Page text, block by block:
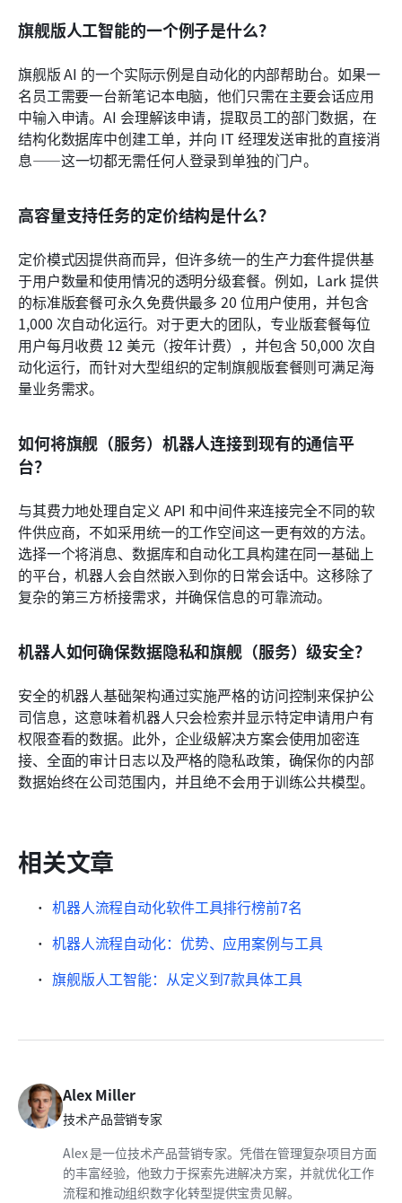
旗舰版人工智能的一个例子是什么？
旗舰版 AI 的一个实际示例是自动化的内部帮助台。如果一
名员工需要一台新笔记本电脑，他们只需在主要会话应用
中输入申请。AI 会理解该申请，提取员工的部门数据，在
结构化数据库中创建工单，并向 IT 经理发送审批的直接消
息——这一切都无需任何人登录到单独的门户。
高容量支持任务的定价结构是什么？
定价模式因提供商而异，但许多统一的生产力套件提供基
于用户数量和使用情况的透明分级套餐。例如，Lark 提供
的标准版套餐可永久免费供最多 20 位用户使用，并包含
1,000 次自动化运行。对于更大的团队，专业版套餐每位
用户每月收费 12 美元（按年计费），并包含 50,000 次自
动化运行，而针对大型组织的定制旗舰版套餐则可满足海
量业务需求。
如何将旗舰（服务）机器人连接到现有的通信平
台？
与其费力地处理自定义 API 和中间件来连接完全不同的软
件供应商，不如采用统一的工作空间这一更有效的方法。
选择一个将消息、数据库和自动化工具构建在同一基础上
的平台，机器人会自然嵌入到你的日常会话中。这移除了
复杂的第三方桥接需求，并确保信息的可靠流动。
机器人如何确保数据隐私和旗舰（服务）级安全？
安全的机器人基础架构通过实施严格的访问控制来保护公
司信息，这意味着机器人只会检索并显示特定申请用户有
权限查看的数据。此外，企业级解决方案会使用加密连
接、全面的审计日志以及严格的隐私政策，确保你的内部
数据始终在公司范围内，并且绝不会用于训练公共模型。
相关文章
机器人流程自动化软件工具排行榜前7名
机器人流程自动化：优势、应用案例与工具
旗舰版人工智能：从定义到7款具体工具
Alex Miller
技术产品营销专家
Alex 是一位技术产品营销专家。凭借在管理复杂项目方面
的丰富经验，他致力于探索先进解决方案，并就优化工作
流程和推动组织数字化转型提供宝贵见解。